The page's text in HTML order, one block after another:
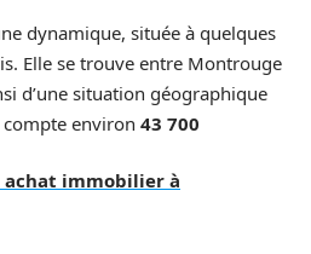
dynamique, située à quelques
Elle se trouve entre Montrouge
d’une situation géographique
environ 43 700
achat immobilier à